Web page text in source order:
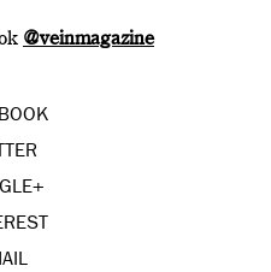
@veinmagazine